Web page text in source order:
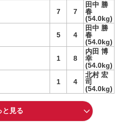
7 7
田中 勝
春
(54.0kg)
5 4
田中 勝
春
(54.0kg)
1 8
内田 博
幸
(54.0kg)
1 4
北村 宏
司
(54.0kg)
と見る